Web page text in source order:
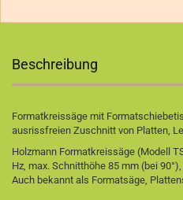
Beschreibung
Formatkreissäge mit
ausrissfreien Zuschnitt von Platten,
Holzmann Formatkreissäge (Modell
Hz, max. Schnitthöhe 85 mm (bei
Auch bekannt als Formatsäge,